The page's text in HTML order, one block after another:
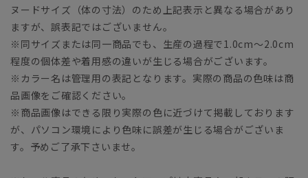
ヌードサイズ（体の寸法）のため上記表示と異なる場合があり
ますが、誤表記ではございません。
※同サイズまたは同一商品でも、生産の過程で1.0cm～2.0cm
程度の個体差や着用感の違いが生じる場合がございます。
※カラー名は管理用の表記となります。実際の商品の色味は商
品画像をご確認ください。
※商品画像はできる限り実際の色に近づけて掲載しております
が、パソコン環境により色味に誤差が生じる場合がございま
す。予めご了承下さいませ。